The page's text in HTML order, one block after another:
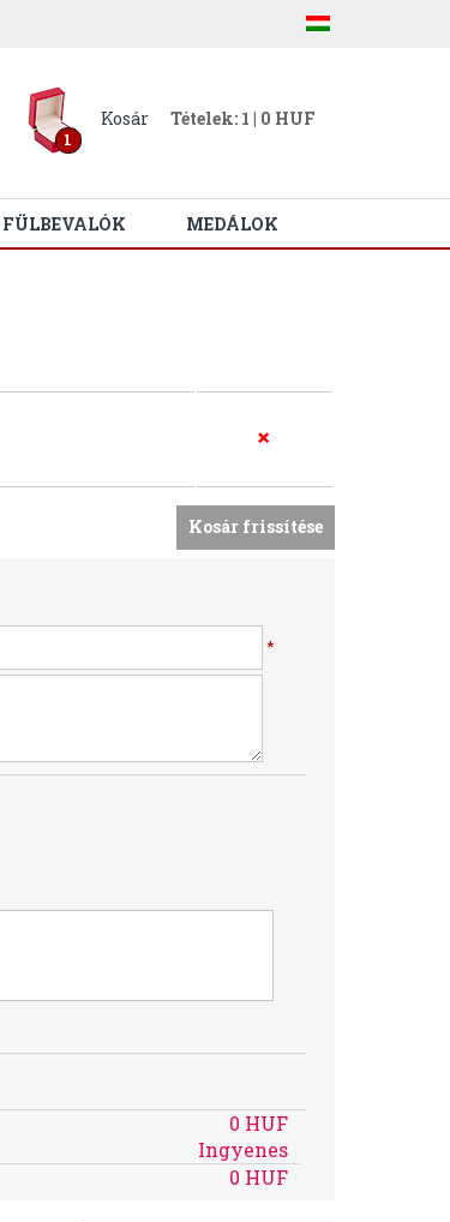
1
Kosár Tételek: 1 | 0 HUF
FÜLBEVALÓK MEDÁLOK
*
0 HUF
Ingyenes
0 HUF